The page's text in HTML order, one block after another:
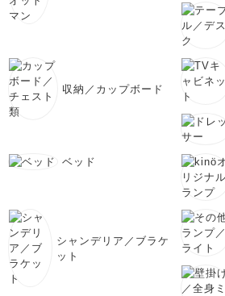
収納／カップボード
ベッド
シャンデリア／ブラケ
ット